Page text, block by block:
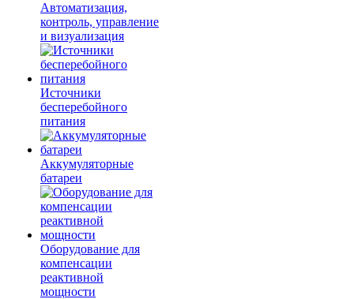
Автоматизация,
контроль, управление
и визуализация
Источники
бесперебойного
питания
Аккумуляторные
батареи
Оборудование для
компенсации
реактивной
мощности